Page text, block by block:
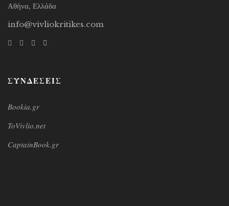
Αθήνα, Ελλάδα
info@vivliokritikes.com
ΣΥΝΔΕΣΕΙΣ
Bookia.gr
ToVivlio.net
CaptainBook.gr